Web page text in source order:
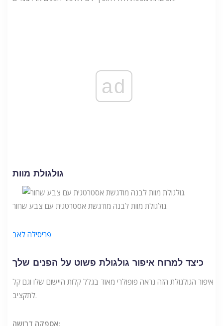
ad
גולגולת מוות
גולגולת מוות לבנה מודגשת אסטרטגית עם צבע שחור.
פריסילה לאב
כיצד למרוח איפור גולגולת פשוט על הפנים שלך
איפור הגולגולת הזה נראה פופולרי מאוד בגלל קלות היישום שלו וגם קל
לתקציב.
אספקה ​​דרושה: